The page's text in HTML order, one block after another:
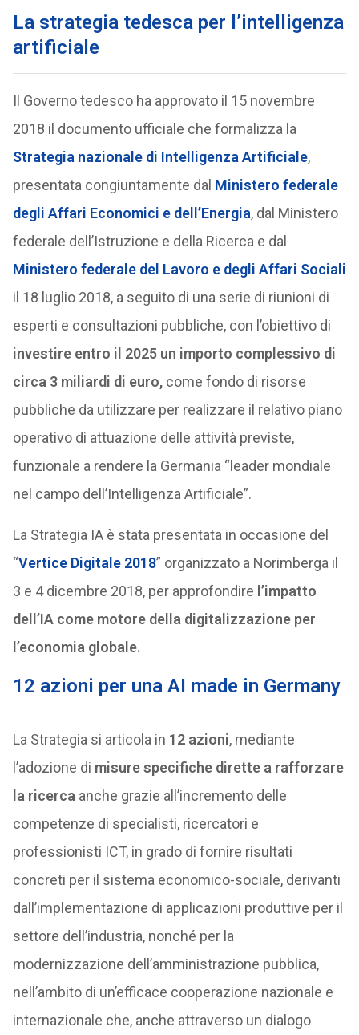
La strategia tedesca per l’intelligenza
artificiale
Il Governo tedesco ha approvato il 15 novembre
2018 il documento ufficiale che formalizza la
Strategia nazionale di Intelligenza Artificiale,
presentata congiuntamente dal Ministero federale
degli Affari Economici e dell’Energia, dal Ministero
federale dell’Istruzione e della Ricerca e dal
Ministero federale del Lavoro e degli Affari Sociali
il 18 luglio 2018, a seguito di una serie di riunioni di
esperti e consultazioni pubbliche, con l’obiettivo di
investire entro il 2025 un importo complessivo di
circa 3 miliardi di euro,come fondo di risorse
pubbliche da utilizzare per realizzare il relativo piano
operativo di attuazione delle attività previste,
funzionale a rendere la Germania “leader mondiale
nel campo dell’Intelligenza Artificiale”.
La Strategia IA è stata presentata in occasione del
“Vertice Digitale 2018” organizzato a Norimberga il
3 e 4 dicembre 2018, per approfondire l’impatto
dell’IA come motore della digitalizzazione per
l’economia globale.
12 azioni per una AI made in Germany
La Strategia si articola in 12 azioni, mediante
l’adozione di misure specifiche dirette a rafforzare
la ricerca anche grazie all’incremento delle
competenze di specialisti, ricercatori e
professionisti ICT, in grado di fornire risultati
concreti per il sistema economico-sociale, derivanti
dall’implementazione di applicazioni produttive per il
settore dell’industria, nonché per la
modernizzazione dell’amministrazione pubblica,
nell’ambito di un’efficace cooperazione nazionale e
internazionale che, anche attraverso un dialogo